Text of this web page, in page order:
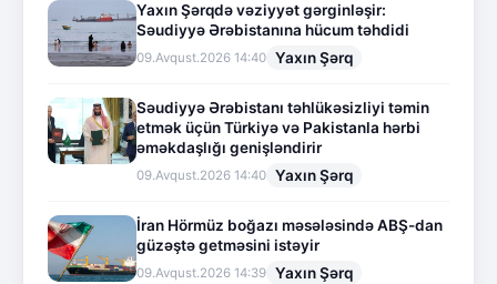
Yaxın Şərqdə vəziyyət gərginləşir:
Səudiyyə Ərəbistanına hücum təhdidi
09.Avqust.2026 14:40 Yaxın Şərq
Səudiyyə Ərəbistanı təhlükəsizliyi təmin
etmək üçün Türkiyə və Pakistanla hərbi
əməkdaşlığı genişləndirir
09.Avqust.2026 14:40 Yaxın Şərq
İran Hörmüz boğazı məsələsində ABŞ-dan
güzəştə getməsini istəyir
09.Avqust.2026 14:39 Yaxın Şərq